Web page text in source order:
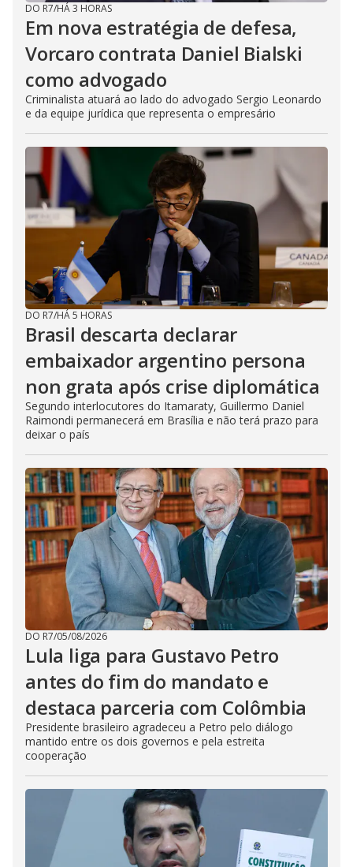
DO R7/HÁ 3 HORAS
Em nova estratégia de defesa,
Vorcaro contrata Daniel Bialski
como advogado
Criminalista atuará ao lado do advogado Sergio Leonardo
e da equipe jurídica que representa o empresário
DO R7/HÁ 5 HORAS
Brasil descarta declarar
embaixador argentino persona
non grata após crise diplomática
Segundo interlocutores do Itamaraty, Guillermo Daniel
Raimondi permanecerá em Brasília e não terá prazo para
deixar o país
DO R7/05/08/2026
Lula liga para Gustavo Petro
antes do fim do mandato e
destaca parceria com Colômbia
Presidente brasileiro agradeceu a Petro pelo diálogo
mantido entre os dois governos e pela estreita
cooperação